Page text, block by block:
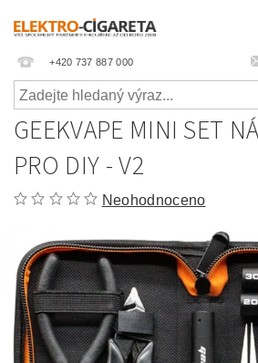
+420 737 887 000
GEEKVAPE MINI SET
PRO DIY - V2
Neohodnoceno